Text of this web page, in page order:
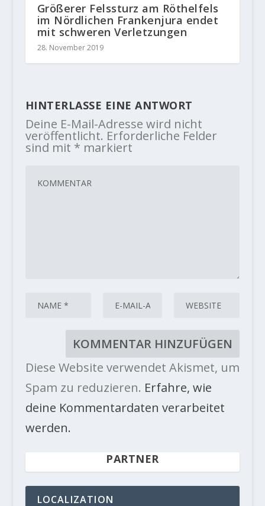
Größerer Felssturz am Röthelfels
im Nördlichen Frankenjura endet
mit schweren Verletzungen
28. November 2019
HINTERLASSE EINE ANTWORT
Deine E-Mail-Adresse wird nicht
veröffentlicht. Erforderliche Felder
sind mit * markiert
Diese Website verwendet Akismet, um
Spam zu reduzieren. Erfahre, wie
deine Kommentardaten verarbeitet
werden.
PARTNER
LOCALIZATION